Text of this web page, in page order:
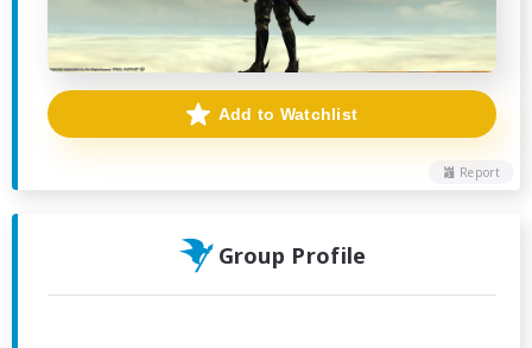
Report
Add to Watchlist
Group Profile